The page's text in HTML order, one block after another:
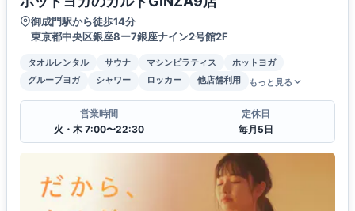
御成門駅から徒歩14分
東京都中央区銀座8ー7銀座ナイン2号館2F
タオルレンタル サウナ マシンピラティス
ホットヨガ
グループヨガ
シャワー ロッカー 他店舗利用 もっと見る
営業時間
火・木 7:00〜22:30
定休日
毎月5日